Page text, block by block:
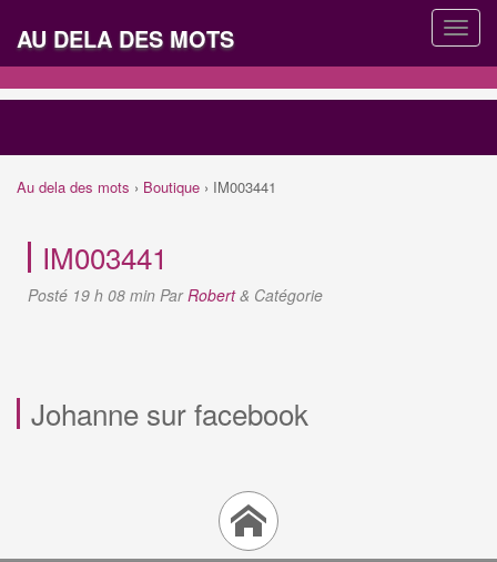
AU DELA DES MOTS
Au dela des mots › Boutique › IM003441
IM003441
Posté 19 h 08 min ParRobert & Catégorie
Johanne sur facebook